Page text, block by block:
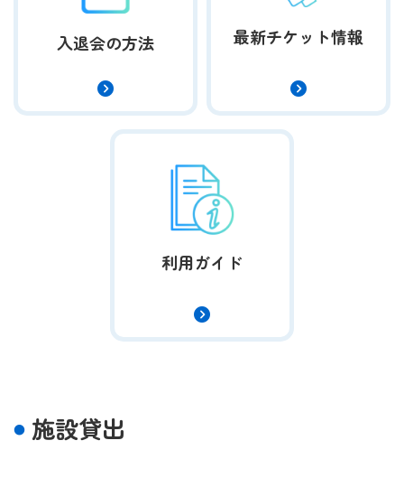
入退会の方法 最新チケット情報
利用ガイド
施設貸出